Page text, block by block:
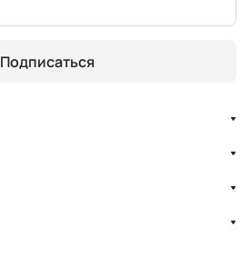
Подписаться